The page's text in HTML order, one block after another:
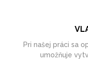
Pri našej práci sa
umožňuje